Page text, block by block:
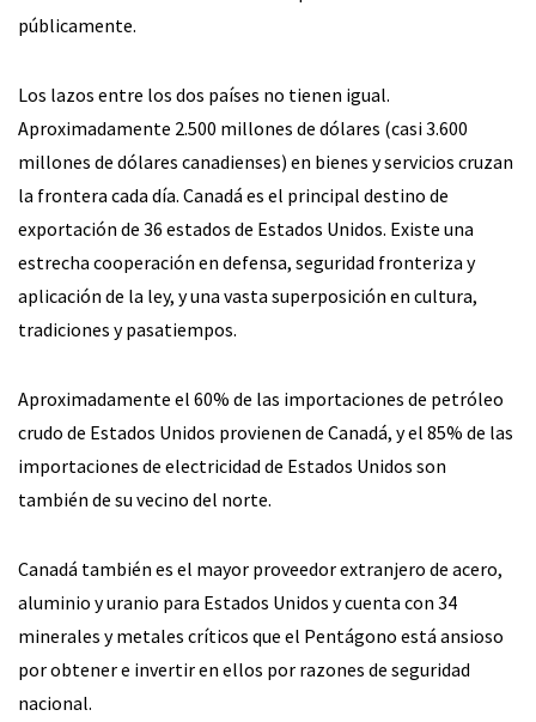
públicamente.
Los lazos entre los dos países no tienen igual.
Aproximadamente 2.500 millones de dólares (casi 3.600
millones de dólares canadienses) en bienes y servicios cruzan
la frontera cada día. Canadá es el principal destino de
exportación de 36 estados de Estados Unidos. Existe una
estrecha cooperación en defensa, seguridad fronteriza y
aplicación de la ley, y una vasta superposición en cultura,
tradiciones y pasatiempos.
Aproximadamente el 60% de las importaciones de petróleo
crudo de Estados Unidos provienen de Canadá, y el 85% de las
importaciones de electricidad de Estados Unidos son
también de su vecino del norte.
Canadá también es el mayor proveedor extranjero de acero,
aluminio y uranio para Estados Unidos y cuenta con 34
minerales y metales críticos que el Pentágono está ansioso
por obtener e invertir en ellos por razones de seguridad
nacional.